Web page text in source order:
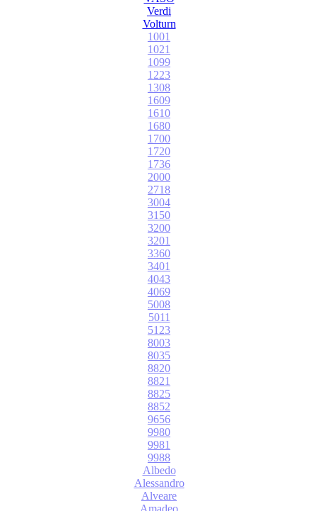
Verdi
Volturn
1001
1021
1099
1223
1308
1609
1610
1680
1700
1720
1736
2000
2718
3004
3150
3200
3201
3360
3401
4043
4069
5008
5011
5123
8003
8035
8820
8821
8825
8852
9656
9980
9981
9988
Albedo
Alessandro
Alveare
Amadeo